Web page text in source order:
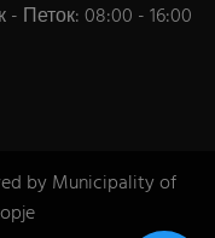
Петок: 08:00 - 16:00
by Municipality of